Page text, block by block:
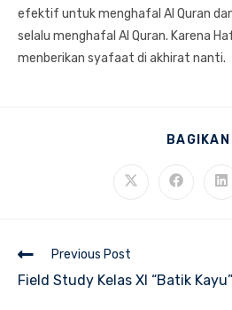
efektif untuk menghafal Al Quran
selalu menghafal Al Quran. Karena
menberikan syafaat di akhirat nanti.
BAGIKAN
Opens
Opens
Read
articles
Previous Post
Field Study Kelas XI “Batik Kayu”